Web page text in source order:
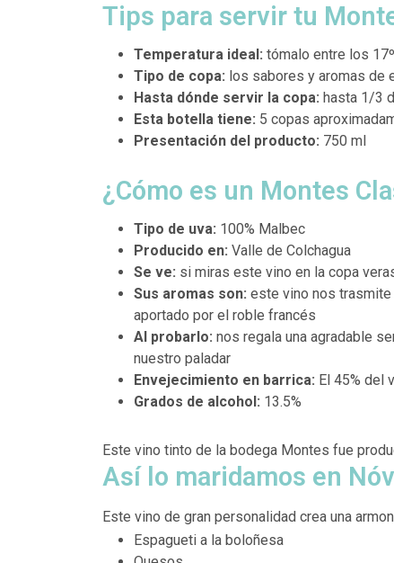
Tips para servir tu
Temperatura ideal: tómalo entre los
Tipo de copa: los sabores y aromas de
Hasta dónde servir la copa: hasta 1/3
Esta botella tiene: 5 copas
Presentación del producto: 750 ml
¿Cómo es un Montes
Tipo de uva: 100% Malbec
Producido en: Valle de Colchagua
Se ve: si miras este vino en la copa
Sus aromas son: este vino nos trasmite
aportado por el roble francés
Al probarlo: nos regala una agradable
nuestro paladar
Envejecimiento en barrica: El 45% del
Grados de alcohol: 13.5%
Este vino tinto de la bodega Montes fue
Así lo maridamos en
Este vino de gran personalidad crea una
Espagueti a la boloñesa